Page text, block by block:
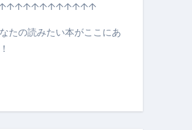
#全財産 #暗号資産
たの読みたい本がここにあ